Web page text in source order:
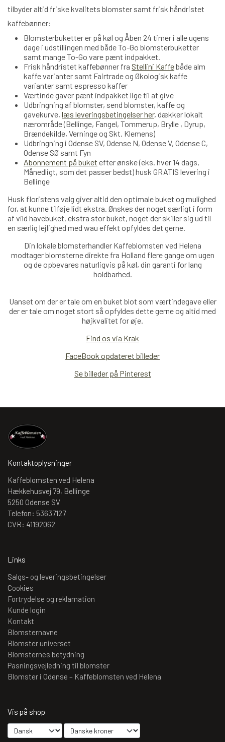
tilbyder altid friske kvalitets blomster samt frisk håndristet
kaffebønner:
Blomsterbuketter er på køl og Åben 24 timer i alle ugens
dage i udstillingen med både To-Go blomsterbuketter
samt mange To-Go vare pænt indpakket.
Frisk håndristet kaffebønner fra Stellini Kaffebåde alm
kaffe varianter samt Fairtrade og Økologisk kaffe
varianter samt espresso kaffer
Værtinde gaver pænt indpakket lige til at give
Udbringning af blomster, send blomster, kaffe og
gavekurve, læs leveringsbetingelser her, dækker lokalt
nærområde (Bellinge, Fangel, Tommerup, Brylle , Dyrup,
Brændekilde, Verninge og Skt. Klemens)
Udbringning i Odense SV, Odense N, Odense V, Odense C,
Odense SØ samt Fyn
Abonnement på buket efter ønske (eks. hver 14 dags,
Månedligt, som det passer bedst) husk GRATIS levering i
Bellinge
Husk floristens valg giver altid den optimale buket og mulighed
for, at kunne tilføje lidt ekstra. Ønskes der noget særligt i form
af vild havebuket, ekstra stor buket, noget der skiller sig ud til
en særlig lejlighed med wau effekt opfyldes det gerne.
Din lokale blomsterhandler Kaffeblomsten ved Helena
modtager blomsterne direkte fra Holland fleregange om ugen
og de opbevares naturligvis på køl, din garanti for lang
holdbarhed.
Uanset om der er tale om en buket blot som værtindegave eller
der er tale om noget stort så opfyldes dette gerne og altid med
højkvalitet for øje.
Find os via Krak
FaceBook opdateret billeder
Se billeder på Pinterest
Kontaktoplysninger
Kaffeblomsten ved Helena
Hækkehusvej 79, Bellinge
5250 Odense SV
Telefon: 53637127
CVR: 41192062
Links
Salgs- og leveringsbetingelser
Cookies
Fortrydelse og reklamation
Kunde login
Kontakt
Blomsternavne
Blomster universet
Blomsternes betydning
Pasningsvejledning til blomster
Blomster i Odense – Kaffeblomsten ved Helena
Vis på shop